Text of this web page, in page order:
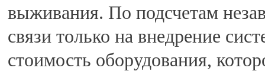
выживания. По подсчетам
связи только на внедрение
стоимость оборудования,